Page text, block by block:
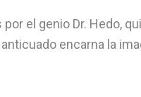
el genio Dr. Hedo,
encarna la